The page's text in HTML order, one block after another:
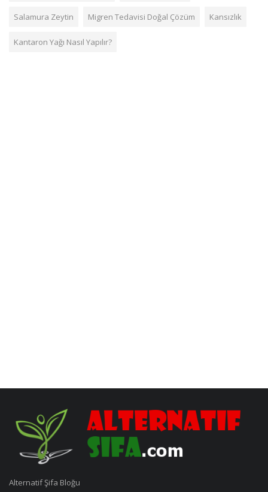
Salamura Zeytin Migren Tedavisi Doğal Çözüm Kansızlık
Kantaron Yağı Nasıl Yapılır?
Alternatif Şifa Bloğu